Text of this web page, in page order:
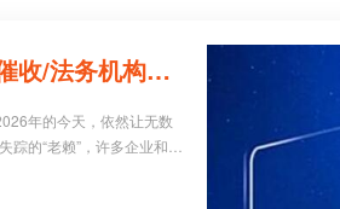
欠债难追回？2026年正规催收/法务机构红黑榜，避坑必看！
年的今天，依然让无数
的“老赖”，许多企业和个
回欠款，反而被不正规